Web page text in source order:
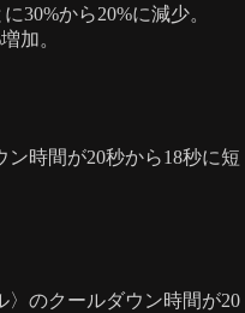
30%から20%に減少。
加。
時間が20秒から18秒に短
のクールダウン時間が20